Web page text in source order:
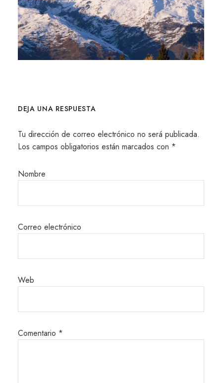
DEJA UNA RESPUESTA
Tu dirección de correo electrónico no será publicada.
Los campos obligatorios están marcados con *
Nombre
Correo electrónico
Web
Comentario *